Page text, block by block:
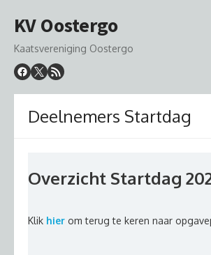
naar
inhoud
KV Oostergo
Kaatsvereniging Oostergo
Deelnemers Startdag